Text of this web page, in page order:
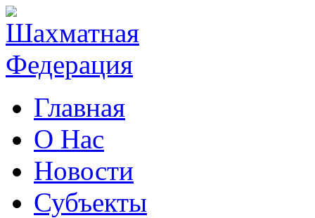
Главная
О Нас
Новости
Субъекты